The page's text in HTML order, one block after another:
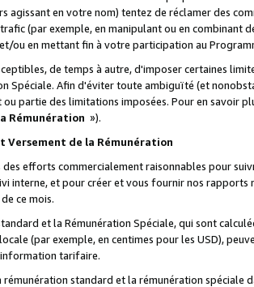
agissant en votre nom) tentez de réclamer des
(par exemple, en manipulant ou en combinant
ou en mettant fin à votre participation au
de temps à autre, d'imposer certaines
Spéciale. Afin d'éviter toute ambiguïté (et
partie des limitations imposées. Pour en savoir
Rémunération »).
Versement de la Rémunération
efforts commercialement raisonnables pour
interne, et pour créer et vous fournir nos
ce mois.
et la Rémunération Spéciale, qui sont
(par exemple, en centimes pour les USD),
tarifaire.
rémunération standard et la rémunération spéciale